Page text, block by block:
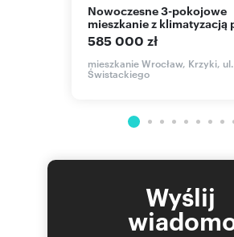
Nowoczesne 3-pokojowe
mieszkanie z klimatyzacją
585 000 zł
mieszkanie Wrocław, Krzyki,
Świstackiego
Wyślij